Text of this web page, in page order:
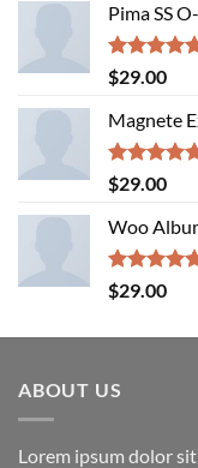
Pima SS
Rated5.00
out of 5
$29.00
Magnete
Rated5.00
out of 5
$29.00
Woo
Rated5.00
out of 5
$29.00
ABOUT US
Lorem ipsum dolor